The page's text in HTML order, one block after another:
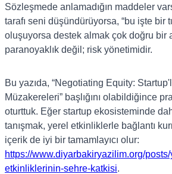
Sözleşmede anlamadığın maddeler
tarafı seni düşündürüyorsa, “bu işte bir
oluşuyorsa destek almak çok doğru bir
paranoyaklık değil; risk yönetimidir.
Bu yazıda, “Negotiating Equity:
Müzakereleri” başlığını olabildiğince
oturttuk. Eğer startup ekosisteminde
tanışmak, yerel etkinliklerle bağlantı
içerik de iyi bir tamamlayıcı olur:
https://www.diyarbakiryazilim.org/
etkinliklerinin-sehre-katkisi.